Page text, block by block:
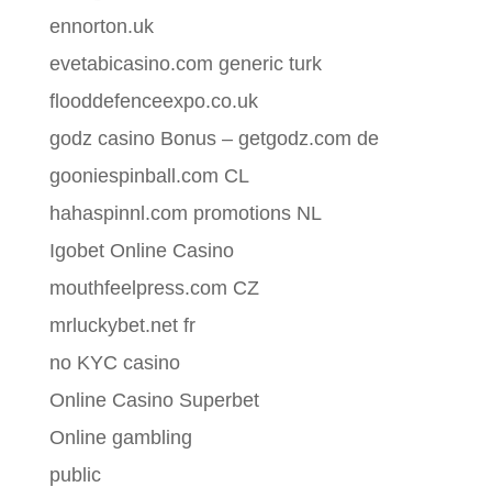
ennorton.uk
evetabicasino.com generic turk
flooddefenceexpo.co.uk
godz casino Bonus – getgodz.com de
gooniespinball.com CL
hahaspinnl.com promotions NL
Igobet Online Casino
mouthfeelpress.com CZ
mrluckybet.net fr
no KYC casino
Online Casino Superbet
Online gambling
public